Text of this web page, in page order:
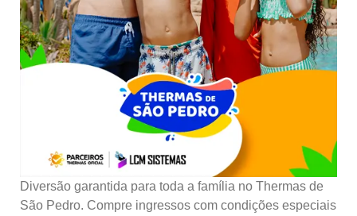
Diversão garantida para toda a família no Thermas de
São Pedro. Compre ingressos com condições especiais